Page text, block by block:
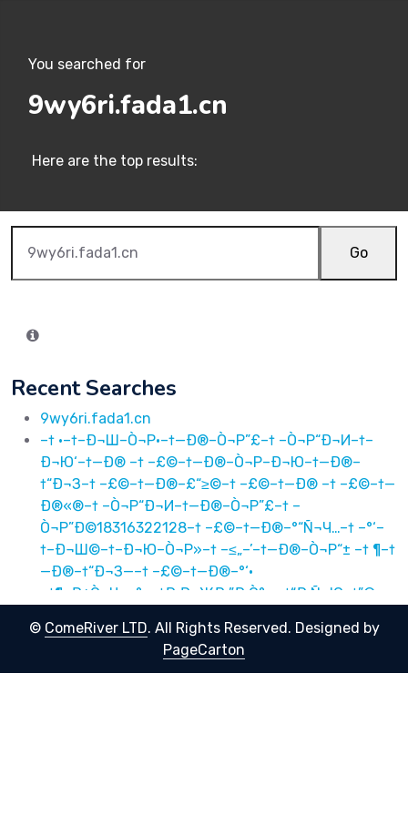
You searched for
9wy6ri.fada1.cn
Here are the top results:
Go
Recent Searches
9wy6ri.fada1.cn
–† ·–†–Ð¬Ш–Ò¬Р·–†—Ð®–Ò¬Р”£–† –Ò¬Р“Ð¬И–†–
Ð¬Ю‘–†—Ð® –† –£©–†—Ð®–Ò¬Р–Ð¬Ю–†—Ð®–
†“Ð¬З–† –£©–†—Ð®–£“≥©–† –£©–†—Ð® –† –£©–†—
Ð®«®–† –Ò¬Р“Ð¬И–†—Ð®–Ò¬Р”£–† –
Ò¬Р”Ð©18316322128–† –£©–†—Ð®–°“Ñ¬Ч…–† –°‘–
†–Ð¬Ш©–†–Ð¬Ю–Ò¬Р»–† –≤„–’–†—Ð®–Ò¬Р“± –† ¶–†
—Ð®–†“Ð¬З—–† –£©–†—Ð®–°‘·
–†¶–Ð¢Ò¬Ч«–°––†Ð Ð¬ЖÐ ”Ð Ò°—–†“Ð Ñ¬Ю–†”©–
Ð¢Ò¬Ч –†”©–Ð¢Ò¬Ч«®–†“Ð ©–Ð¢Ò¬Ч“Ð «–†“Ð
Ò®18316322128–†”©–Ð¢Ò¬Ч—Ð ®…–†—Ð Ð¬О–£©–
© ComeRiver LTD. All Rights Reserved. Designed by
PageCarton